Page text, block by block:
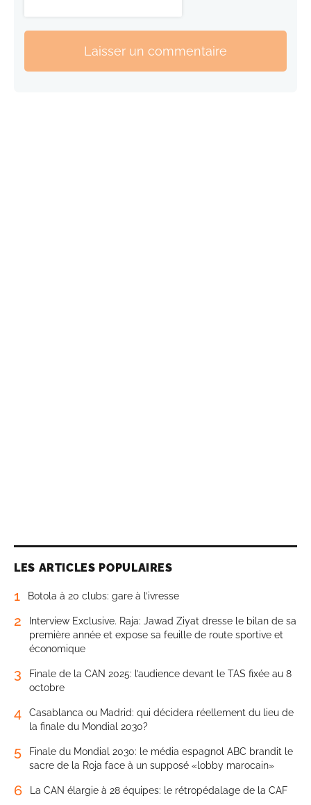
Laisser un commentaire
LES ARTICLES POPULAIRES
1 Botola à 20 clubs: gare à l’ivresse
2
Interview Exclusive. Raja: Jawad Ziyat dresse le bilan de sa
première année et expose sa feuille de route sportive et
économique
3
Finale de la CAN 2025: l’audience devant le TAS fixée au 8
octobre
4
Casablanca ou Madrid: qui décidera réellement du lieu de
la finale du Mondial 2030?
5
Finale du Mondial 2030: le média espagnol ABC brandit le
sacre de la Roja face à un supposé «lobby marocain»
6 La CAN élargie à 28 équipes: le rétropédalage de la CAF